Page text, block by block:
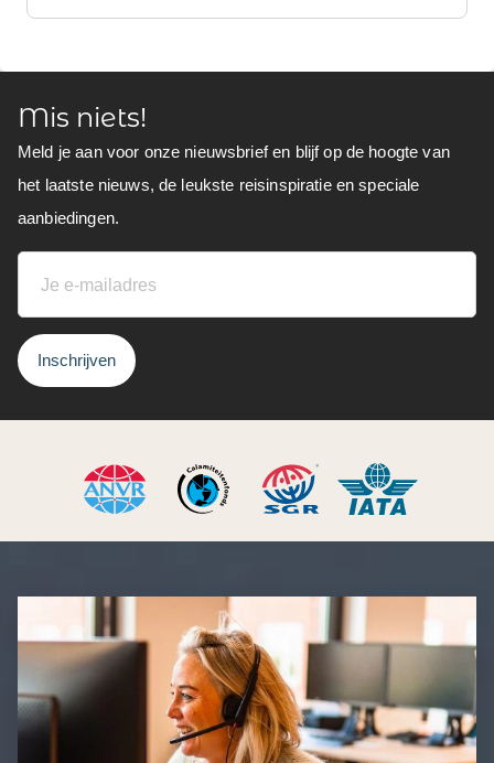
Mis niets!
Meld je aan voor onze nieuwsbrief en blijf op de hoogte van
het laatste nieuws, de leukste reisinspiratie en speciale
aanbiedingen.
Inschrijven